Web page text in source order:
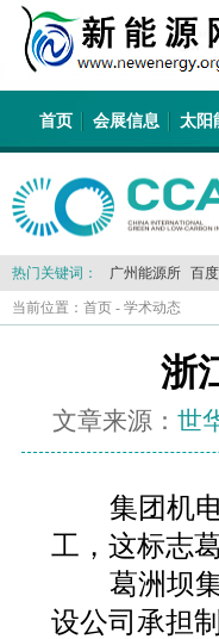
首页 会展信息 太阳
热门关键词： 广州能源所 百度
当前位置： 首页 - 学术动态
浙
文章来源： 世
集团机
工，这标志
葛洲坝
设公司承担